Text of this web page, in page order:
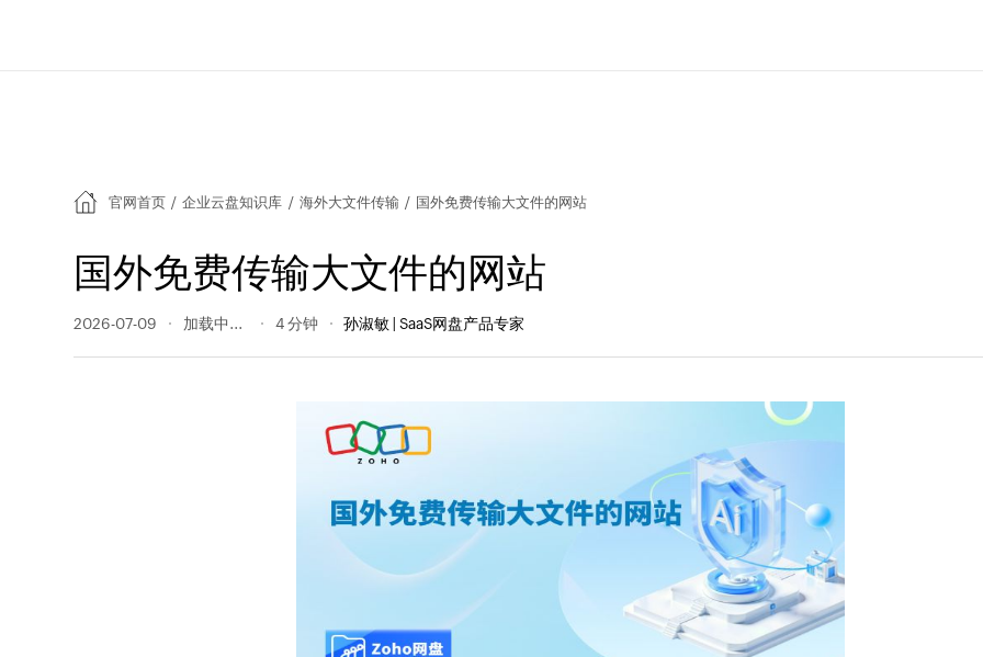
官网首页 / 企业云盘知识库 / 海外大文件传输 / 国外免费传输大文件的网站
国外免费传输大文件的网站
2026-07-09 27 阅读量 4 分钟 孙淑敏 | SaaS网盘产品专家